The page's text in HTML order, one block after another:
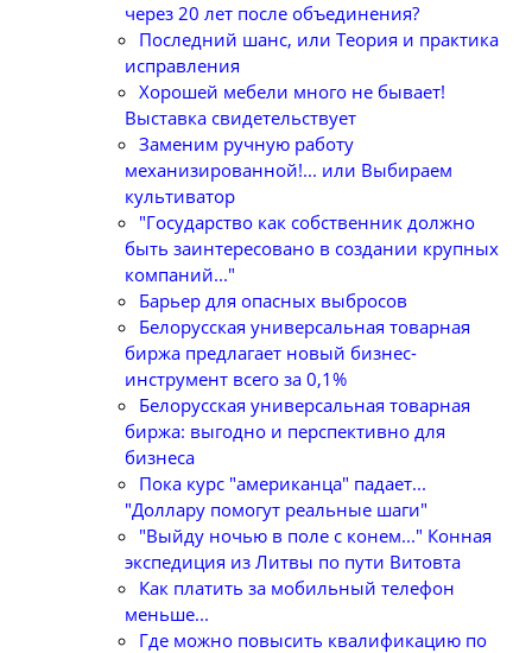
через 20 лет после объединения?
Последний шанс, или Теория и практика
исправления
Хорошей мебели много не бывает!
Выставка свидетельствует
Заменим ручную работу
механизированной!... или Выбираем
культиватор
"Государство как собственник должно
быть заинтересовано в создании крупных
компаний..."
Барьер для опасных выбросов
Белорусская универсальная товарная
биржа предлагает новый бизнес-
инструмент всего за 0,1%
Белорусская универсальная товарная
биржа: выгодно и перспективно для
бизнеса
Пока курс "американца" падает...
"Доллару помогут реальные шаги"
"Выйду ночью в поле с конем..." Конная
экспедиция из Литвы по пути Витовта
Как платить за мобильный телефон
меньше...
Где можно повысить квалификацию по